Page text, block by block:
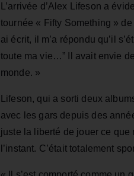
L’arrivée d’Alex Lifeson a
tournée « Fifty Something »
ai écrit, il m’a répondu qu’il
toute ma vie…” Il avait envie
monde. »
Lifeson, qui a sorti deux
avec les gars depuis des
juste la liberté de jouer ce
l’instant. C’était totalement